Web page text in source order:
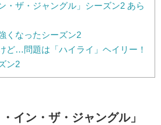
・ザ・ジャングル」シーズン2 あら
くなったシーズン2
ど…問題は「ハイライ」ヘイリー！
ン2
イン・ザ・ジャングル」